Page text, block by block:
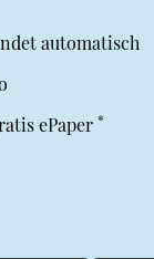
automatisch
ePaper *